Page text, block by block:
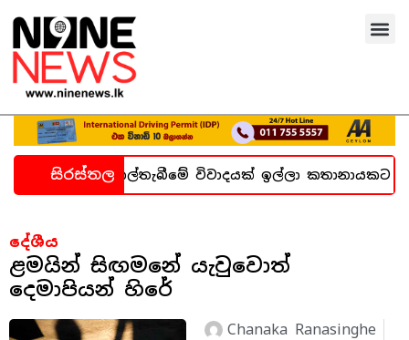
සිරස්තල
හදිසි කල්තැබීමේ විවාදයක් ඉල්ලා කතානායකට ලිපියක්
දේශීය
ළමයින් සිඟමනේ යැවුවොත්
දෙමාපියන් හිරේ
Chanaka Ranasinghe